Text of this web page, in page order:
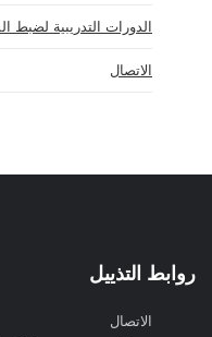
الدورات التدريبية
الاتصال
روابط التذييل
الاتصال